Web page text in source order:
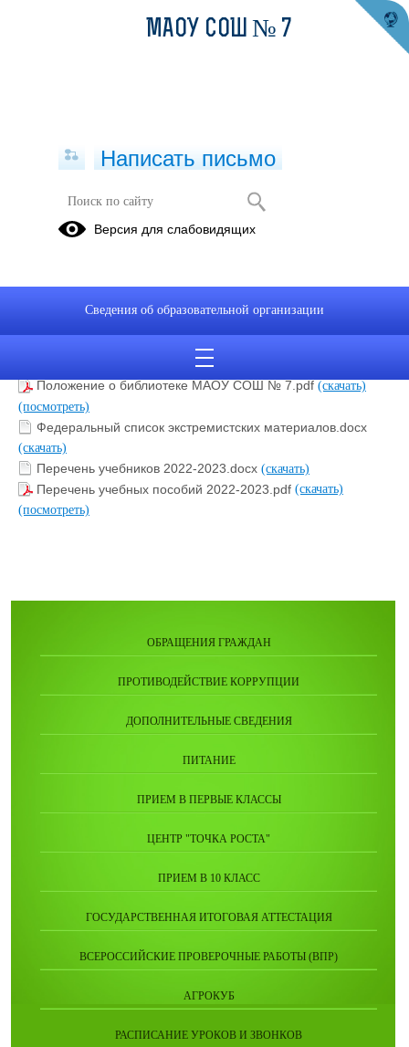
Библиотека
Гилева Ольга Ивановна
Положение о библиотеке МАОУ СОШ № 7.pdf (скачать)
(посмотреть)
Федеральный список экстремистских материалов.docx
(скачать)
Перечень учебников 2022-2023.docx (скачать)
Перечень учебных пособий 2022-2023.pdf (скачать)
(посмотреть)
ОБРАЩЕНИЯ ГРАЖДАН
ПРОТИВОДЕЙСТВИЕ КОРРУПЦИИ
ДОПОЛНИТЕЛЬНЫЕ СВЕДЕНИЯ
ПИТАНИЕ
ПРИЕМ В ПЕРВЫЕ КЛАССЫ
ЦЕНТР "ТОЧКА РОСТА"
ПРИЕМ В 10 КЛАСС
ГОСУДАРСТВЕННАЯ ИТОГОВАЯ АТТЕСТАЦИЯ
ВСЕРОССИЙСКИЕ ПРОВЕРОЧНЫЕ РАБОТЫ (ВПР)
АГРОКУБ
РАСПИСАНИЕ УРОКОВ И ЗВОНКОВ
МАОУ СОШ № 7
Написать письмо
Версия для слабовидящих
Сведения об образовательной организации